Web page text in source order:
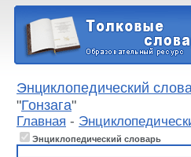
Энциклопедический
"Гонзага"
Главная -
Энциклопедический словарь